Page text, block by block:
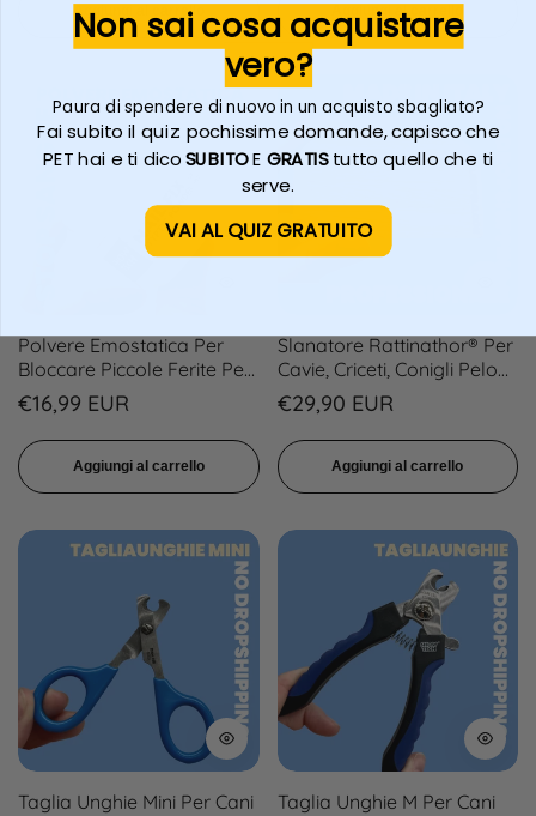
Aggiungi al carrello Aggiungi al carrello
Polvere Emostatica Per
Bloccare Piccole Ferite Per
Cani E Gatti
Prezzo
regolare
€16,99 EUR
Aggiungi al carrello
Slanatore Rattinathor® Per
Cavie, Criceti, Conigli Pelo
Corto, Topini
Prezzo
regolare
€29,90 EUR
Aggiungi al carrello
Taglia Unghie Mini Per Cani
Taglia Unghie M Per Cani
Non sai cosa acquistare
vero?
Paura di spendere di nuovo in un acquisto sbagliato?
Fai subito il quiz: pochissime domande, capisco che
PET hai e ti dicoSUBITOE GRATIStutto quello che ti
serve.
VAI AL QUIZ GRATUITO